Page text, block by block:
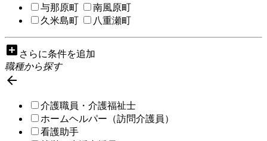
与那原町
南風原町
久米島町
八重瀬町
add_box さらに条件を追加
職種から探す

介護職員・介護福祉士
ホームヘルパー（訪問介護員）
看護助手